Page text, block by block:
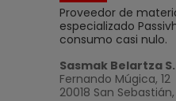
Proveedor de
especializado
consumo casi nulo.
Sasmak Belartza
Fernando Múgica, 12
20018 San